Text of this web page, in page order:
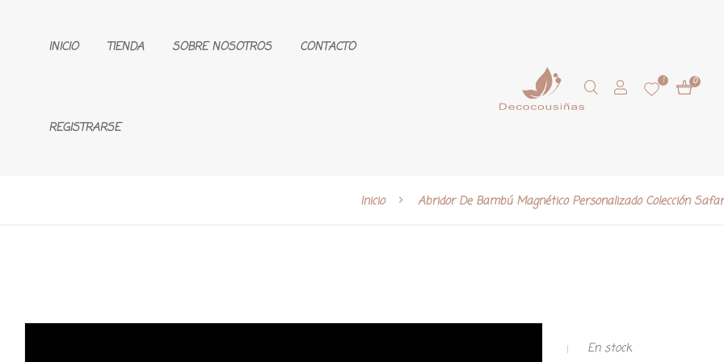
INICIO TIENDA SOBRE NOSOTROS CONTACTO
REGISTRARSE
1 0
Inicio Abridor De Bambú Magnético Personalizado Colección
En stock